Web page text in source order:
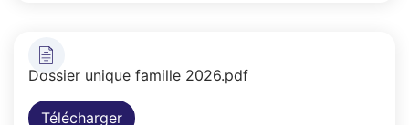
Dossier unique famille 2026.pdf
Télécharger